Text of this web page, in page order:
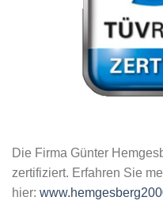
Die Firma Günter
zertifiziert. Erfahren Sie
hier: